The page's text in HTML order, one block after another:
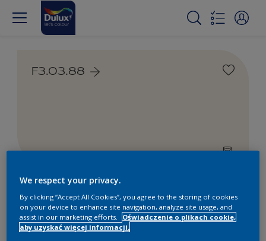
F3.03.88
Farby białe i kolorowe do
wnętrz i na zewnątrz
1Produkty znalezione
We respect your privacy.
By clicking “Accept All Cookies”, you agree to the storing of cookies
on your device to enhance site navigation, analyze site usage, and
assist in our marketing efforts.
Oświadczenie o plikach cookie,
aby uzyskać więcej informacji.